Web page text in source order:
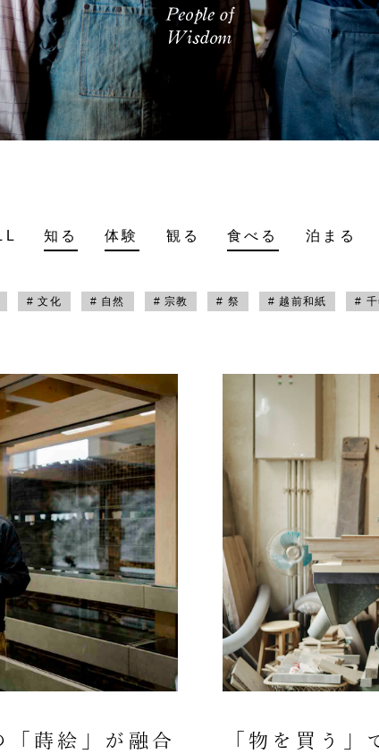
知る 体験 観る 食べる 泊まる
# 文化 # 自然 # 宗教 # 祭 # 越前和紙 # 千
蒔絵」が融合
「物を買う